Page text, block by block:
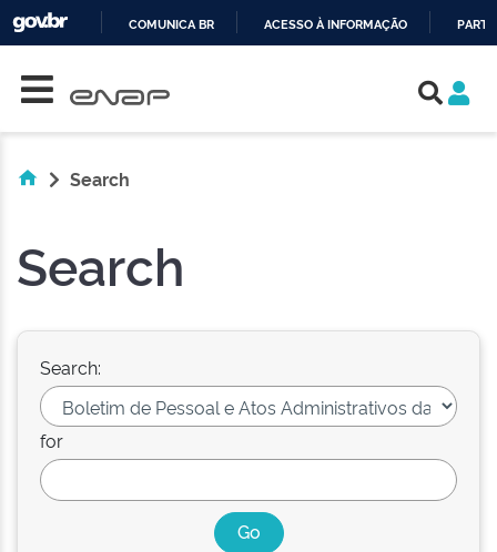
COMUNICA BR ACESSO À INFORMAÇÃO
Search
Search
Search:
for